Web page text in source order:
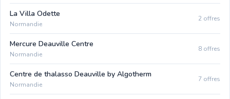
La Villa Odette
Normandie
2 offres
Mercure Deauville Centre
Normandie
8 offres
Centre de thalasso Deauville by Algotherm
Normandie
7 offres